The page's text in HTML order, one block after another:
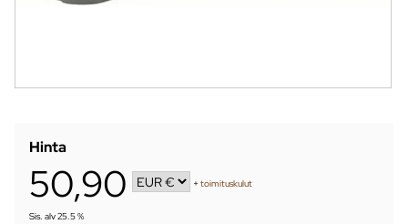
Hinta
50,90 +toimituskulut
Sis. alv 25.5 %